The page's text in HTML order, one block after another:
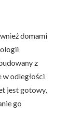
domami
z
w odległości
jest gotowy,
go